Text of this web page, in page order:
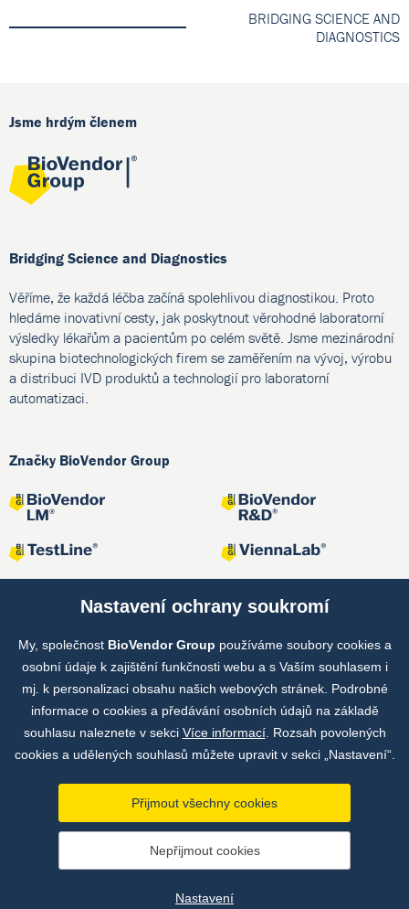
BRIDGING SCIENCE AND
DIAGNOSTICS
Jsme hrdým členem
Bridging Science and Diagnostics
Věříme, že každá léčba začíná spolehlivou diagnostikou. Proto
hledáme inovativní cesty, jak poskytnout věrohodné laboratorní
výsledky lékařům a pacientům po celém světě. Jsme mezinárodní
skupina biotechnologických firem se zaměřením na vývoj, výrobu
a distribuci IVD produktů a technologií pro laboratorní
automatizaci.
Značky BioVendor Group
Společné projekty
Copyright © by BioVendor Group 2026
Údaje o provozovateli webu
Nastavení ochrany soukromí
My, společnost BioVendor Group používáme soubory cookies a
osobní údaje k zajištění funkčnosti webu a s Vaším souhlasem i
mj. k personalizaci obsahu našich webových stránek. Podrobné
informace o cookies a předávání osobních údajů na základě
souhlasu naleznete v sekci Více informací. Rozsah povolených
cookies a udělených souhlasů můžete upravit v sekci „Nastavení“.
Přijmout všechny cookies
Nepřijmout cookies
Nastavení